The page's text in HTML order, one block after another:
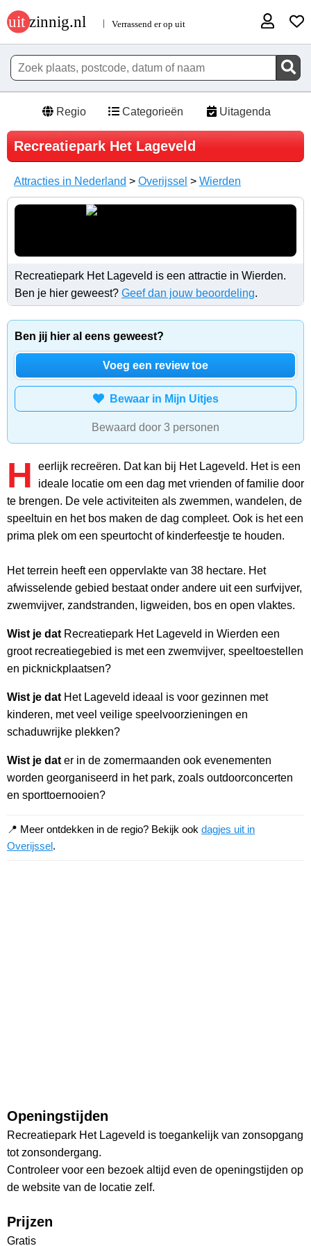
Regio Categorieën Uitagenda
Recreatiepark Het Lageveld
Attracties in Nederland > Overijssel > Wierden
Recreatiepark Het Lageveld is een attractie in Wierden.
Ben je hier geweest? Geef dan jouw beoordeling.
Ben jij hier al eens geweest?
Voeg een review toe
Bewaar in Mijn Uitjes
Bewaard door 3 personen
H
eerlijk recreëren. Dat kan bij Het Lageveld. Het is een
ideale locatie om een dag met vrienden of familie door
te brengen. De vele activiteiten als zwemmen, wandelen, de
speeltuin en het bos maken de dag compleet. Ook is het een
prima plek om een speurtocht of kinderfeestje te houden.
Het terrein heeft een oppervlakte van 38 hectare. Het
afwisselende gebied bestaat onder andere uit een surfvijver,
zwemvijver, zandstranden, ligweiden, bos en open vlaktes.
Wist je dat Recreatiepark Het Lageveld in Wierden een
groot recreatiegebied is met een zwemvijver, speeltoestellen
en picknickplaatsen?
Wist je dat Het Lageveld ideaal is voor gezinnen met
kinderen, met veel veilige speelvoorzieningen en
schaduwrijke plekken?
Wist je dat er in de zomermaanden ook evenementen
worden georganiseerd in het park, zoals outdoorconcerten
en sporttoernooien?
📍 Meer ontdekken in de regio? Bekijk ook dagjes uit in
Overijssel.
Openingstijden
Recreatiepark Het Lageveld is toegankelijk van zonsopgang
tot zonsondergang.
Controleer voor een bezoek altijd even de openingstijden op
de website van de locatie zelf.
Prijzen
Gratis